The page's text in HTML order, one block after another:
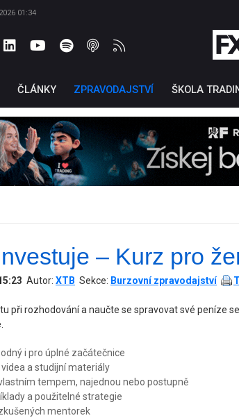
01:34
ČLÁNKY ZPRAVODAJSTVÍ ŠKOLA
– Kurz pro
Autor: XTB Sekce: Burzovní zpravodajství
při rozhodování a naučte se spravovat své peníze
i pro úplné začátečnice
videa a studijní materiály
tempem, najednou nebo postupně
a použitelné strategie
mentorek